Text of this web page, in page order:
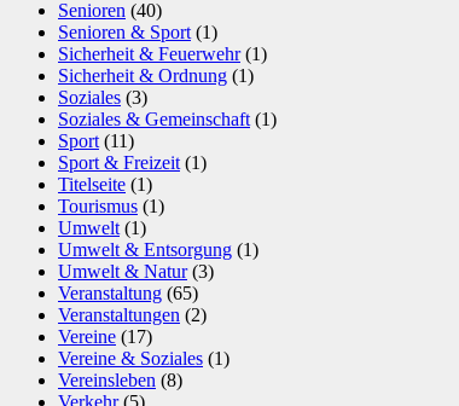
Senioren (40)
Senioren & Sport (1)
Sicherheit & Feuerwehr(1)
Sicherheit & Ordnung (1)
Soziales (3)
Soziales & Gemeinschaft (1)
Sport (11)
Sport & Freizeit (1)
Titelseite (1)
Tourismus (1)
Umwelt (1)
Umwelt & Entsorgung (1)
Umwelt & Natur(3)
Veranstaltung (65)
Veranstaltungen (2)
Vereine (17)
Vereine & Soziales (1)
Vereinsleben (8)
Verkehr(5)